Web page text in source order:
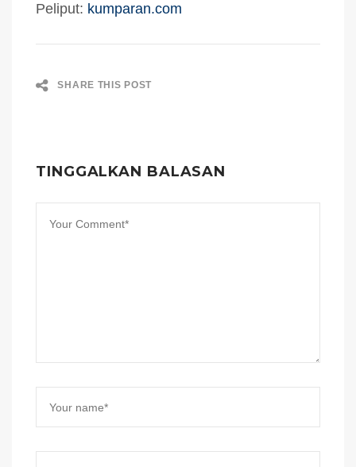
Peliput: kumparan.com
SHARE THIS POST
TINGGALKAN BALASAN